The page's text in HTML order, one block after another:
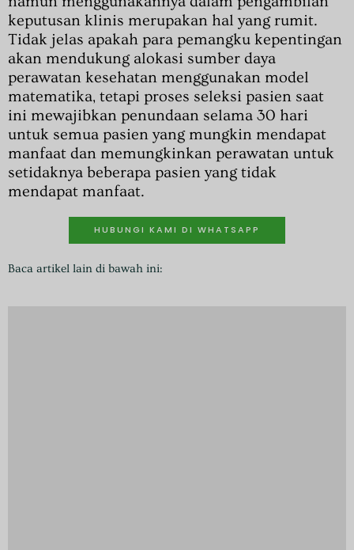
keputusan klinis merupakan hal yang rumit.
Tidak jelas apakah para pemangku kepentingan
akan mendukung alokasi sumber daya
perawatan kesehatan menggunakan model
matematika, tetapi proses seleksi pasien saat
ini mewajibkan penundaan selama 30 hari
untuk semua pasien yang mungkin mendapat
manfaat dan memungkinkan perawatan untuk
setidaknya beberapa pasien yang tidak
mendapat manfaat.
HUBUNGI KAMI DI WHATSAPP
Baca artikel lain di bawah ini: